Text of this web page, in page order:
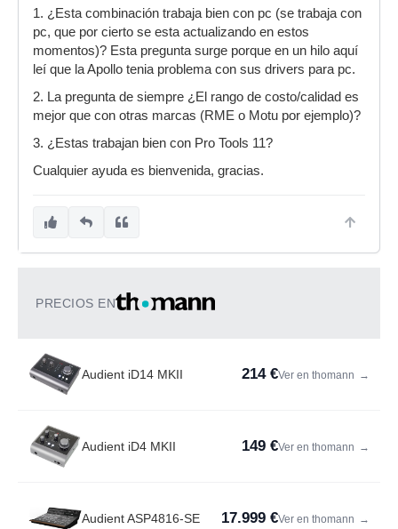
1. ¿Esta combinación trabaja bien con pc (se trabaja con
pc, que por cierto se esta actualizando en estos
momentos)? Esta pregunta surge porque en un hilo aquí
leí que la Apollo tenia problema con sus drivers para pc.
2. La pregunta de siempre ¿El rango de costo/calidad es
mejor que con otras marcas (RME o Motu por ejemplo)?
3. ¿Estas trabajan bien con Pro Tools 11?
Cualquier ayuda es bienvenida, gracias.
PRECIOS EN
Audient iD14 MKII 214 €Ver en thomann →
Audient iD4 MKII 149 €Ver en thomann →
Audient ASP4816-SE 17.999 €Ver en thomann →